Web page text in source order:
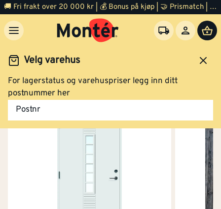
🚚 Fri frakt over 20 000 kr | 💰 Bonus på kjøp | 🤝 Prismatch | ⭐ 100% fornøyd garanti | 🏪 140 byggevarehus
Velg varehus
For lagerstatus og varehuspriser legg inn ditt
postnummer her
Postnr
Dør Ytterdør